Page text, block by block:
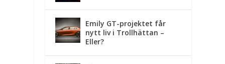
Emily GT-projektet får
nytt liv i Trollhättan –
Eller?